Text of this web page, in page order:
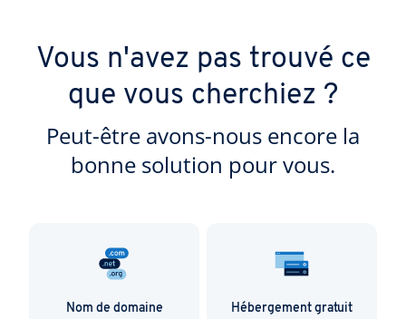
Vous n'avez pas trouvé ce
que vous cherchiez ?
Peut-être avons-nous encore la
bonne solution pour vous.
Nom de domaine
Hébergement gratuit